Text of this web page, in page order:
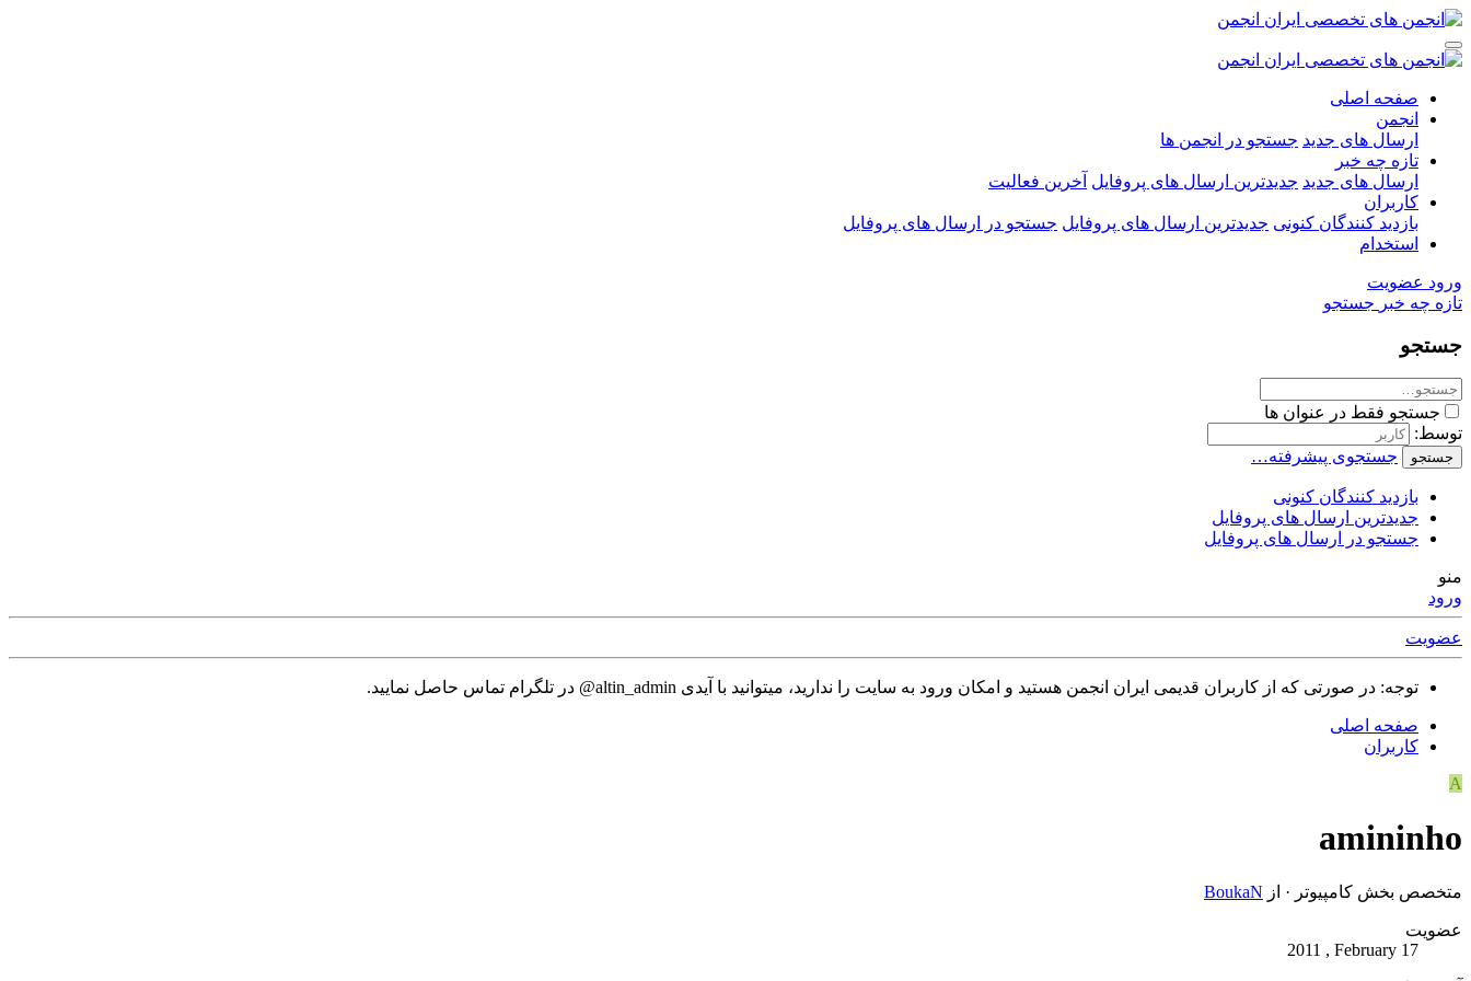
صفحه اصلی
انجمن
ارسال های جدید جستجو در انجمن ها
تازه چه خبر
ارسال های جدید جدیدترین ارسال های پروفایل آخرین فعالیت
کاربران
بازدید کنندگان کنونی جدیدترین ارسال های پروفایل جستجو در ارسال های پروفایل
استخدام
ورود عضویت
تازه چه خبر جستجو
جستجو
جستجو فقط در عنوان ها
توسط:
جستجو جستجوی پیشرفته…
بازدید کنندگان کنونی
جدیدترین ارسال های پروفایل
جستجو در ارسال های پروفایل
منو
ورود
عضویت
توجه: در صورتی که از کاربران قدیمی ایران انجمن هستید و امکان ورود به سایت را ندارید، میتوانید با آیدی altin_admin@ در تلگرام تماس حاصل نمایید.
صفحه اصلی
کاربران
A
amininho
متخصص بخش کامپیوتر · از BoukaN
عضویت
2011 , February 17